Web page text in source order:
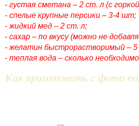
- густая сметана – 2 ст. л (с
- спелые крупные персики – 3-4 шт;
- жидкий мед – 2 ст. л;
- сахар – по вкусу (можно не
- желатин быстрорастворимый – 5
- теплая вода – сколько
Как приготовить с фото